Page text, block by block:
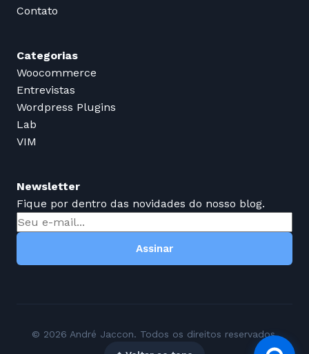
Contato
Categorias
Woocommerce
Entrevistas
Wordpress Plugins
Lab
VIM
Newsletter
Fique por dentro das novidades do nosso blog.
Assinar
© 2026 André Jaccon. Todos os direitos reservados.